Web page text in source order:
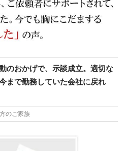
のおかげで、示談成立。適切な
まで勤務していた会社に戻れ
のご家族